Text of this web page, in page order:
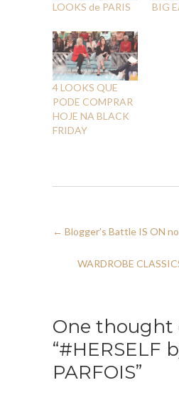
LOOKS de PARIS BIG
4 LOOKS QUE
PODE COMPRAR
HOJE NA BLACK
FRIDAY
← Blogger’s Battle IS ON
WARDROBE
One thought
“#HERSELF
PARFOIS”